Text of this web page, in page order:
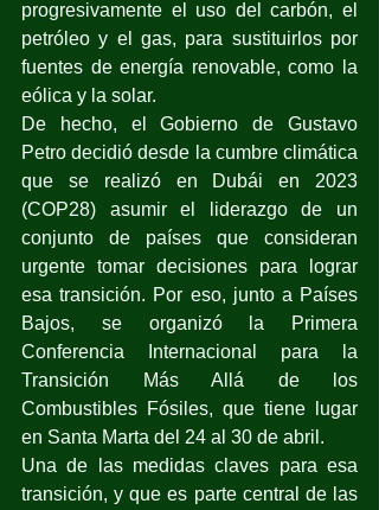
progresivamente el uso del carbón, el
petróleo y el gas, para sustituirlos por
fuentes de energía renovable, como la
eólica y la solar.
De hecho, el Gobierno de Gustavo
Petro decidió desde la cumbre climática
que se realizó en Dubái en 2023
(COP28) asumir el liderazgo de un
conjunto de países que consideran
urgente tomar decisiones para lograr
esa transición. Por eso, junto a Países
Bajos, se organizó la Primera
Conferencia Internacional para la
Transición Más Allá de los
Combustibles Fósiles, que tiene lugar
en Santa Marta del 24 al 30 de abril.
Una de las medidas claves para esa
transición, y que es parte central de las